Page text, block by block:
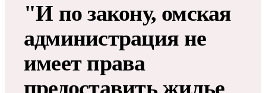
"И по закону, омская
администрация не
имеет права
предоставить жилье